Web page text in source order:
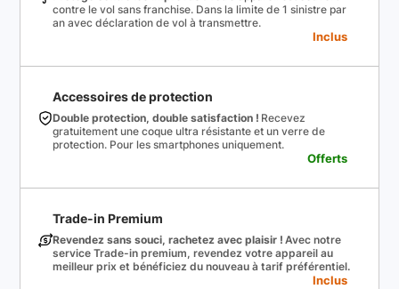
contre le vol sans franchise. Dans la limite de 1 sinistre par
an avec déclaration de vol à transmettre.
Inclus
Accessoires de protection
Double protection, double satisfaction ! Recevez
gratuitement une coque ultra résistante et un verre de
protection. Pour les smartphones uniquement.
Offerts
Trade-in Premium
Revendez sans souci, rachetez avec plaisir ! Avec notre
service Trade-in premium, revendez votre appareil au
meilleur prix et bénéficiez du nouveau à tarif préférentiel.
Inclus